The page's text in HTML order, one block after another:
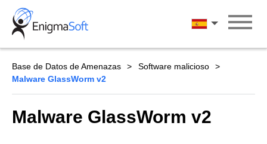
Skip
content
Español
Base de Datos de Amenazas
Software malicioso
Malware GlassWorm v2
Malware GlassWorm v2